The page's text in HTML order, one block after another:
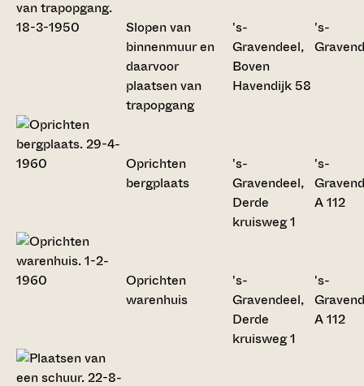
Slopen van
binnenmuur en
daarvoor
plaatsen van
trapopgang
's-
Gravendeel,
Boven
Havendijk 58
's-
Oprichten
bergplaats
's-
Gravendeel,
Derde
kruisweg 1
's-
A 112
Oprichten
warenhuis
's-
Gravendeel,
Derde
kruisweg 1
's-
A 112